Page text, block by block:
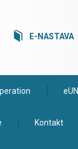
E-NASTAVA
Kontakt